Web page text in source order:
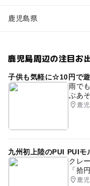
鹿児島県
鹿児島周辺の注目お
子供も気軽に☆10円で遊
雨で
ぶあ
鹿
九州初上陸のPUI PUIモ
クレ
「拾
鹿